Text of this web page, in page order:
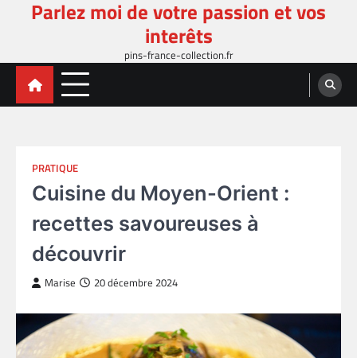
Parlez moi de votre passion et vos
interêts
pins-france-collection.fr
PRATIQUE
Cuisine du Moyen-Orient :
recettes savoureuses à
découvrir
Marise 20 décembre 2024